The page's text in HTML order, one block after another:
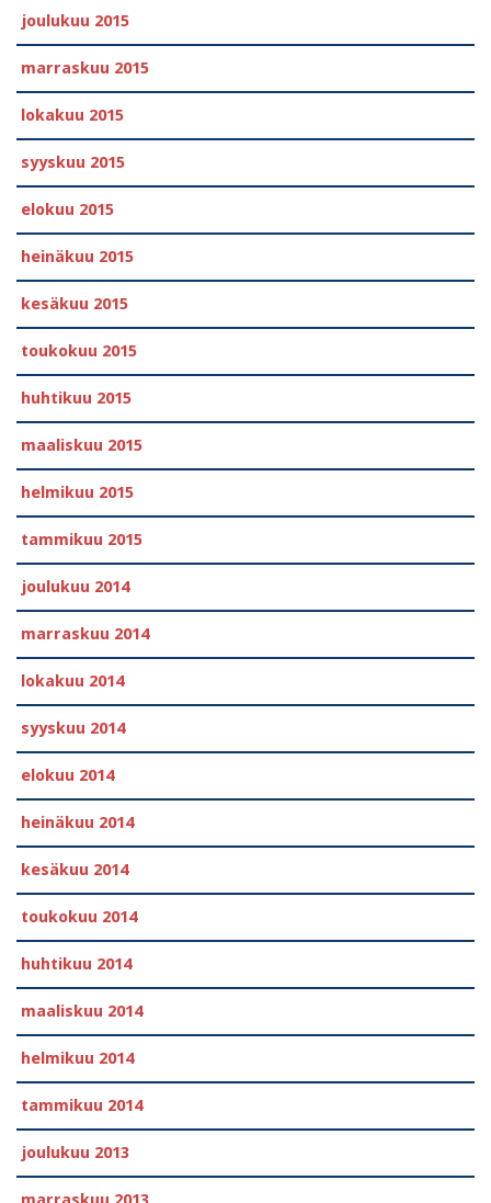
joulukuu 2015
marraskuu 2015
lokakuu 2015
syyskuu 2015
elokuu 2015
heinäkuu 2015
kesäkuu 2015
toukokuu 2015
huhtikuu 2015
maaliskuu 2015
helmikuu 2015
tammikuu 2015
joulukuu 2014
marraskuu 2014
lokakuu 2014
syyskuu 2014
elokuu 2014
heinäkuu 2014
kesäkuu 2014
toukokuu 2014
huhtikuu 2014
maaliskuu 2014
helmikuu 2014
tammikuu 2014
joulukuu 2013